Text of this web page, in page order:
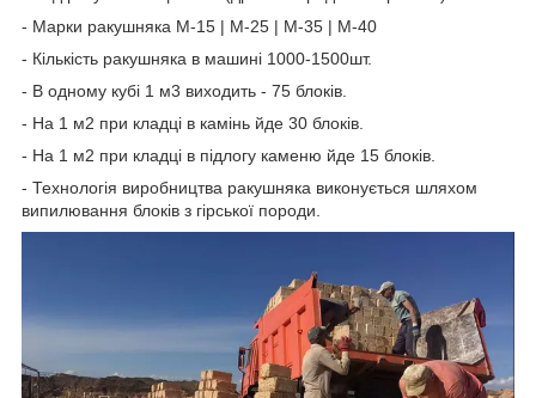
- Марки ракушняка М-15 | М-25 | М-35 | М-40
- Кількість ракушняка в машині 1000-1500шт.
- В одному кубі 1 м3 виходить - 75 блоків.
- На 1 м2 при кладці в камінь йде 30 блоків.
- На 1 м2 при кладці в підлогу каменю йде 15 блоків.
- Технологія виробництва ракушняка виконується шляхом
випилювання блоків з гірської породи.